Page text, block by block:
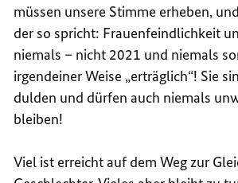
müssen unsere Stimme erheben,
der so spricht: Frauenfeindlichkeit
niemals – nicht 2021 und niemals
irgendeiner Weise „erträglich“! Sie
dulden und dürfen auch niemals
bleiben!
Viel ist erreicht auf dem Weg zur